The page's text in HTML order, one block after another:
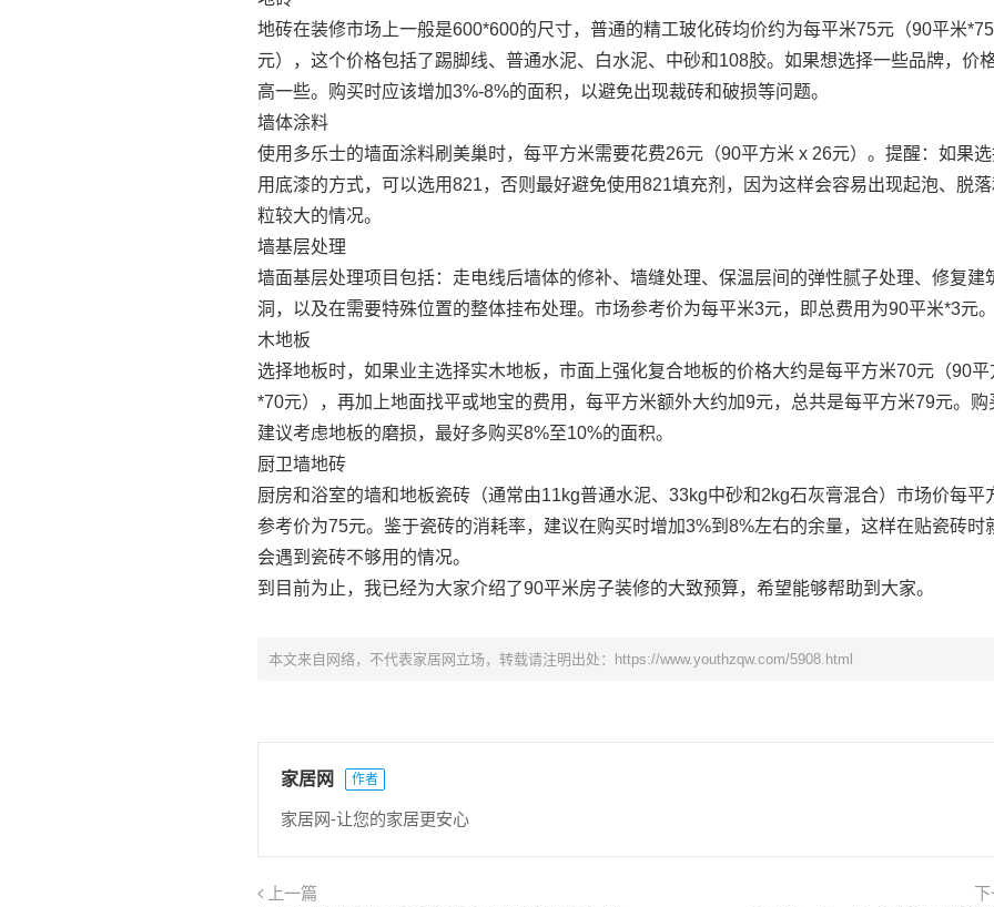
地砖在装修市场上一般是600*600的尺寸，普通的精工玻化砖均价约为每平米75元（90平米*75
元），这个价格包括了踢脚线、普通水泥、白水泥、中砂和108胶。如果想选择一些品牌，价
高一些。购买时应该增加3%-8%的面积，以避免出现裁砖和破损等问题。
墙体涂料
使用多乐士的墙面涂料刷美巢时，每平方米需要花费26元（90平方米 x 26元）。提醒：如果
用底漆的方式，可以选用821，否则最好避免使用821填充剂，因为这样会容易出现起泡、脱
粒较大的情况。
墙基层处理
墙面基层处理项目包括：走电线后墙体的修补、墙缝处理、保温层间的弹性腻子处理、修复建
洞，以及在需要特殊位置的整体挂布处理。市场参考价为每平米3元，即总费用为90平米*3元。
木地板
选择地板时，如果业主选择实木地板，市面上强化复合地板的价格大约是每平方米70元（90平
*70元），再加上地面找平或地宝的费用，每平方米额外大约加9元，总共是每平方米79元。购
建议考虑地板的磨损，最好多购买8%至10%的面积。
厨卫墙地砖
厨房和浴室的墙和地板瓷砖（通常由11kg普通水泥、33kg中砂和2kg石灰膏混合）市场价每平
参考价为75元。鉴于瓷砖的消耗率，建议在购买时增加3%到8%左右的余量，这样在贴瓷砖时
会遇到瓷砖不够用的情况。
到目前为止，我已经为大家介绍了90平米房子装修的大致预算，希望能够帮助到大家。
本文来自网络，不代表家居网立场，转载请注明出处： https://www.youthzqw.com/5908.html
家居网 作者
家居网-让您的家居更安心
上一篇